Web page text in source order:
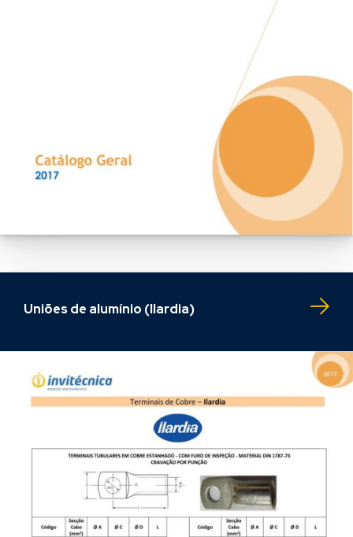
Uniões de alumínio (Ilardia)